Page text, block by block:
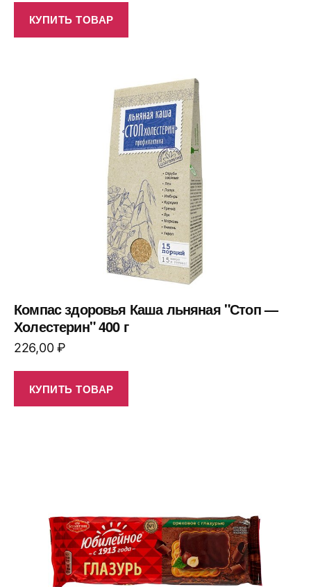
КУПИТЬ ТОВАР
Компас здоровья Каша льняная "Стоп —
Холестерин" 400 г
226,00₽
КУПИТЬ ТОВАР